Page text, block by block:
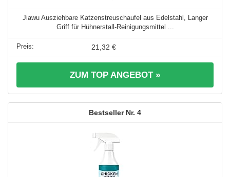
Jiawu Ausziehbare Katzenstreuschaufel aus Edelstahl, Langer
Griff für Hühnerstall-Reinigungsmittel ...
21,32 €
ZUM TOP ANGEBOT »
4